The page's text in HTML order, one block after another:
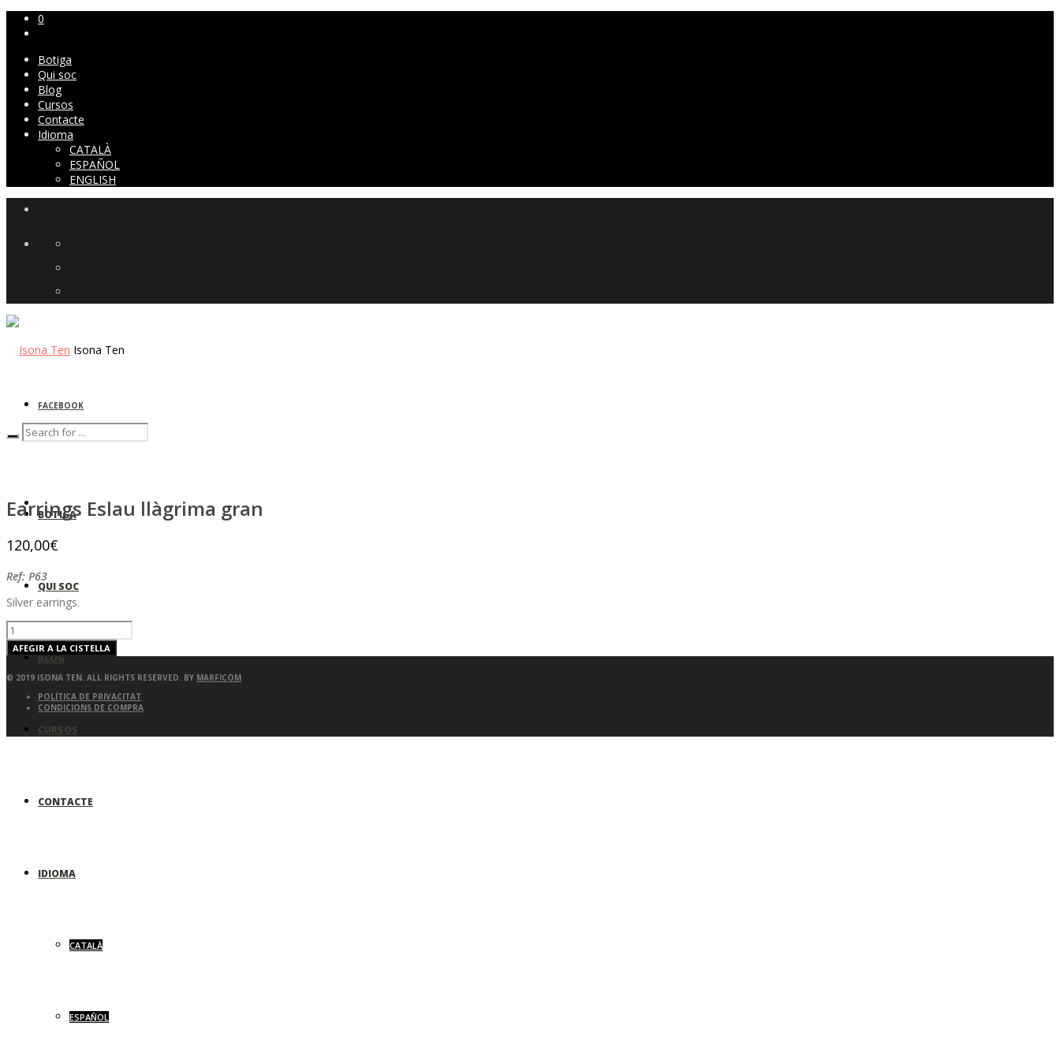
0
Botiga
Qui soc
Blog
Cursos
Contacte
Idioma
CATALÀ
ESPAÑOL
ENGLISH
Isona Ten
0
BOTIGA
QUI SOC
BLOG
CURSOS
CONTACTE
IDIOMA
CATALÀ
ESPAÑOL
FACEBOOK
Earrings Eslau llàgrima gran
120,00€
Ref: P63
Silver earrings.
QUANTITAT
AFEGIR A LA CISTELLA
© 2019 ISONA TEN. ALL RIGHTS RESERVED. BY MARFICOM
POLÍTICA DE PRIVACITAT
CONDICIONS DE COMPRA